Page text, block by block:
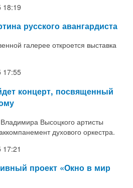
18:19
русского авангардиста
галерее откроется выставка
17:55
концерт, посвященный
Высоцкого артисты
духового оркестра.
17:21
проект «Окно в мир